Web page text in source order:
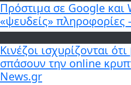
Πρόστιμα σε Google και
«ψευδείς» πληροφορίες
Κινέζοι ισχυρίζονται
σπάσουν την online
News.gr